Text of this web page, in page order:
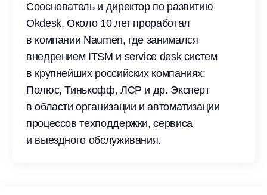
Сооснователь и директор по развитию
Okdesk. Около 10 лет проработал
в компании Naumen, где занимался
внедрением ITSM и service desk систем
в крупнейших российских компаниях:
Полюс, Тинькофф, ЛСР и др. Эксперт
в области организации и автоматизации
процессов техподдержки, сервиса
и выездного обслуживания.